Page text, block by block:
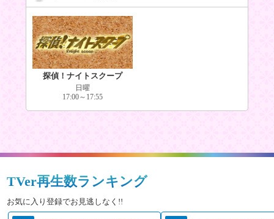
探偵！ナイトスクープ
日曜
17:00～17:55
TVer再生数ランキング
お気に入り登録でお見逃しなく!!